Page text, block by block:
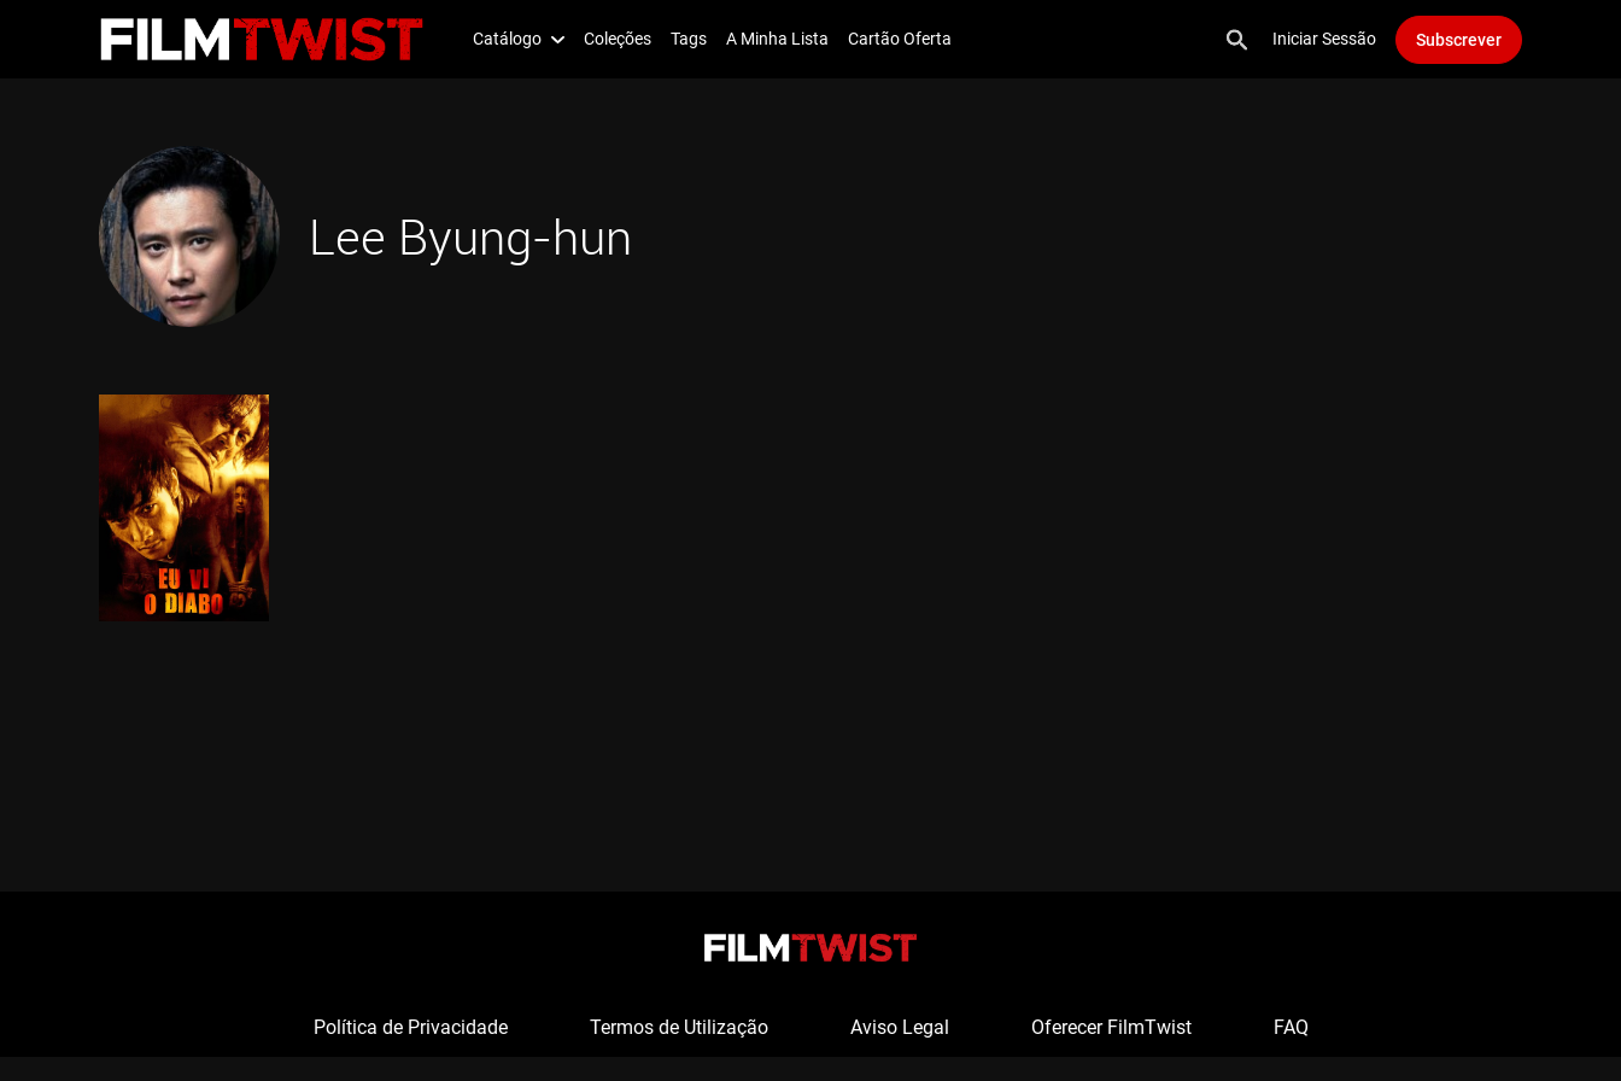
Catálogo Coleções Tags A Minha Lista Cartão Oferta Iniciar Sessão Subscrever
Lee Byung-hun
Política de Privacidade Termos de Utilização Aviso Legal Oferecer FilmTwist FAQ